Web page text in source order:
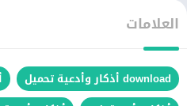
العلامات
download أذكار وأدعية تحميل